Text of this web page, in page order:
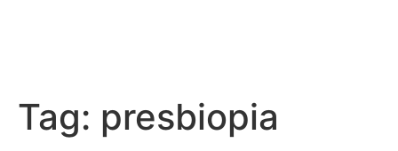
Tag: presbiopia